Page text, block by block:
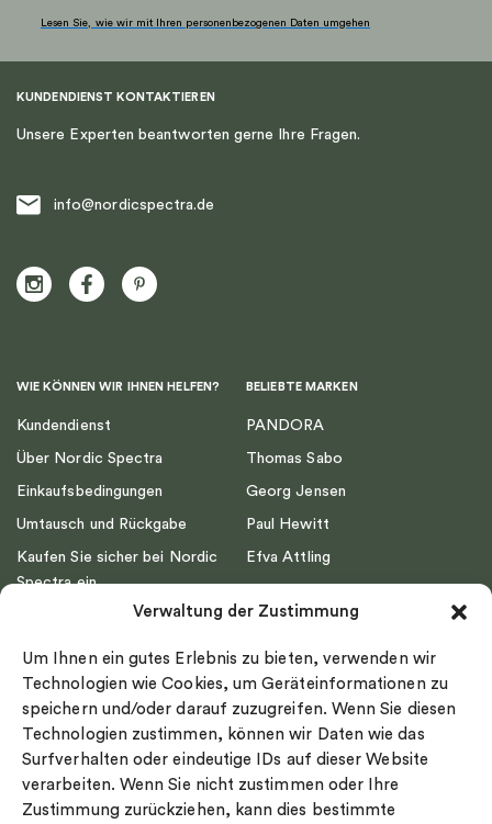
Verwaltung der Zustimmung
Um Ihnen ein gutes Erlebnis zu bieten, verwenden wir
Technologien wie Cookies, um Geräteinformationen zu
speichern und/oder darauf zuzugreifen. Wenn Sie diesen
Technologien zustimmen, können wir Daten wie das
Surfverhalten oder eindeutige IDs auf dieser Website
verarbeiten. Wenn Sie nicht zustimmen oder Ihre
Zustimmung zurückziehen, kann dies bestimmte
Lesen Sie, wie wir mit Ihren personenbezogenen Daten umgehen
KUNDENDIENST KONTAKTIEREN
Unsere Experten beantworten gerne Ihre Fragen.
info@nordicspectra.de
WIE KÖNNEN WIR IHNEN HELFEN?
Kundendienst
Über Nordic Spectra
Einkaufsbedingungen
Umtausch und Rückgabe
Kaufen Sie sicher bei Nordic
Spectra ein
Impressum
Ringgröße
Widerrufsrecht
Cookie-policy
Sekretesspolicy
BELIEBTE MARKEN
PANDORA
Thomas Sabo
Georg Jensen
Paul Hewitt
Efva Attling
Drakenberg Sjölin
Nordic Spectra